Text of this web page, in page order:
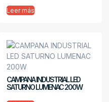
Leer más
CAMPANA INDUSTRIAL LED
SATURNO LUMENAC 200W